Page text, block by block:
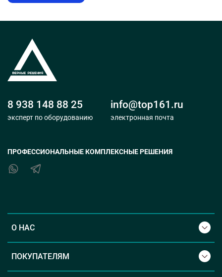
О НАС
ПОКУПАТЕЛЯМ
8 938 148 88 25
эксперт по оборудованию
info@top161.ru
электронная почта
ПРОФЕССИОНАЛЬНЫЕ КОМПЛЕКСНЫЕ РЕШЕНИЯ